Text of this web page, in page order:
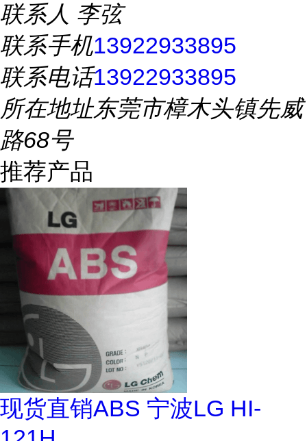
联系人 李弦
联系手机13922933895
联系电话13922933895
所在地址东莞市樟木头镇先威
路68号
推荐产品
现货直销ABS 宁波LG HI-